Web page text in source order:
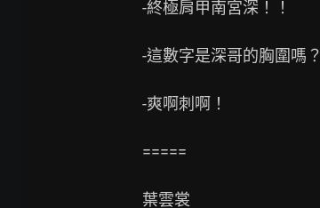
-終極肩甲南宮深！！
-這數字是深哥的胸圍嗎？
-爽啊刺啊！
=====
葉雲裳